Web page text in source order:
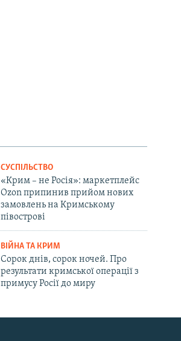
СУСПІЛЬСТВО
«Крим – не Росія»: маркетплейс
Ozon припинив прийом нових
замовлень на Кримському
півострові
ВІЙНА ТА КРИМ
Сорок днів, сорок ночей. Про
результати кримської операції з
примусу Росії до миру